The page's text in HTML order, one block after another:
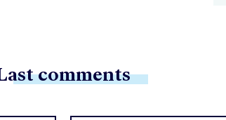
comments